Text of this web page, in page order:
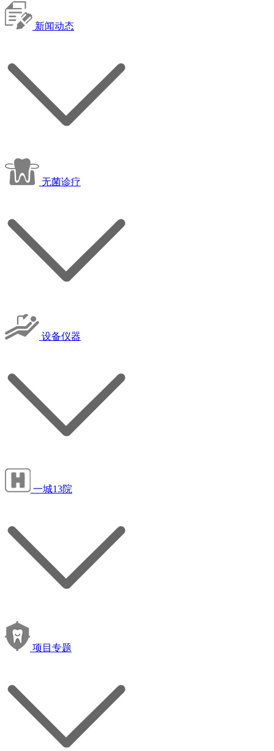
新闻动态
无菌诊疗
设备仪器
一城13院
项目专题